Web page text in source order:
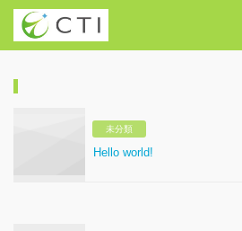
未分類
Hello world!